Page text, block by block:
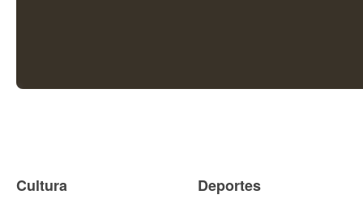
Cultura
Deportes